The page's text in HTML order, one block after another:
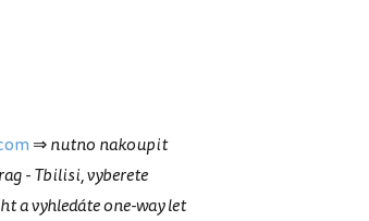
⇒nutno nakoupit
- Tbilisi, vyberete
a vyhledáte one-way let